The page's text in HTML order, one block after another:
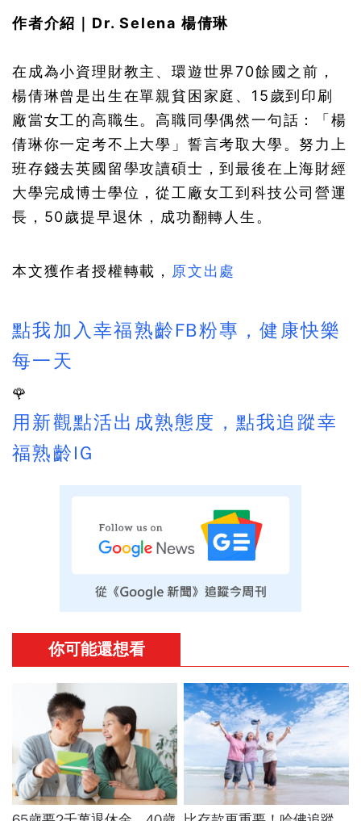
作者介紹｜Dr. Selena 楊倩琳
在成為小資理財教主、環遊世界70餘國之前，
楊倩琳曾是出生在單親貧困家庭、15歲到印刷
廠當女工的高職生。高職同學偶然一句話：「楊
倩琳你一定考不上大學」誓言考取大學。努力上
班存錢去英國留學攻讀碩士，到最後在上海財經
大學完成博士學位，從工廠女工到科技公司營運
長，50歲提早退休，成功翻轉人生。
本文獲作者授權轉載， 原文出處
點我加入幸福熟齡FB粉專，健康快樂
每一天
🌹
用新觀點活出成熟態度，點我追蹤幸
福熟齡IG